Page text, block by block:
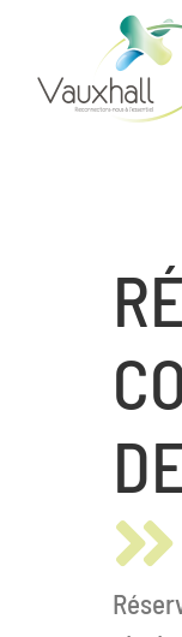
content